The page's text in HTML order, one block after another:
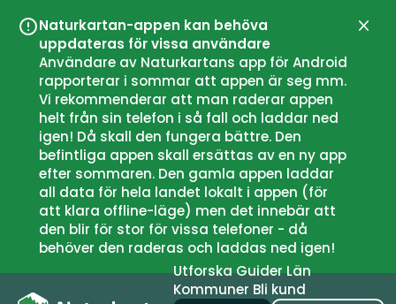
Naturkartan-appen kan behöva
uppdateras för vissa användare
Användare av Naturkartans app för Android
rapporterar i sommar att appen är seg mm.
Vi rekommenderar att man raderar appen
helt från sin telefon i så fall och laddar ned
igen! Då skall den fungera bättre. Den
befintliga appen skall ersättas av en ny app
efter sommaren. Den gamla appen laddar
all data för hela landet lokalt i appen (för
att klara offline-läge) men det innebär att
den blir för stor för vissa telefoner - då
behöver den raderas och laddas ned igen!
UtforskaGuiderLän
Kommuner Bli kund